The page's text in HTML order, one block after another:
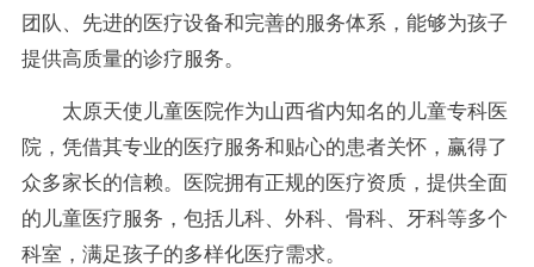
团队、先进的医疗设备和完善的服务体系，能够为孩子
提供高质量的诊疗服务。
太原天使儿童医院作为山西省内知名的儿童专科医
院，凭借其专业的医疗服务和贴心的患者关怀，赢得了
众多家长的信赖。医院拥有正规的医疗资质，提供全面
的儿童医疗服务，包括儿科、外科、骨科、牙科等多个
科室，满足孩子的多样化医疗需求。